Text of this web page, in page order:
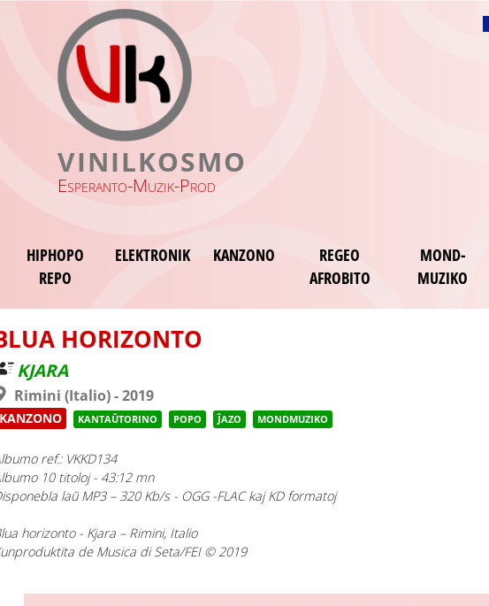
VINILKOSMO
Esperanto-Muzik-Prod
HIPHOPO
REPO
ELEKTRONIK KANZONO
REGEO
AFROBITO
MOND-
MUZIKO
HORIZONTO
KJARA
Rimini (Italio) - 2019
KANZONO KANTAŬTORINO POPO ĴAZO MONDMUZIKO
ref.: VKKD134
10 titoloj - 43:12 mn
laŭ MP3 – 320 Kb/s - OGG -FLAC kaj KD formatoj
horizonto- Kjara – Rimini, Italio
de Musica di Seta/FEI © 2019